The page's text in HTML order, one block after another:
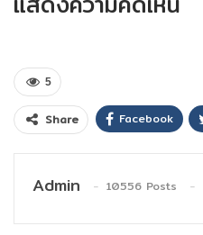
5
Share Facebook
Admin 10556 Posts